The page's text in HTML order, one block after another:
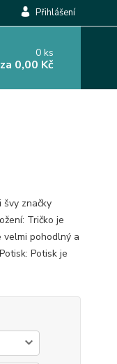
Přihlášení
0ks
za 0,00 Kč
švy značky
Tričko je
velmi pohodlný a
Potisk je